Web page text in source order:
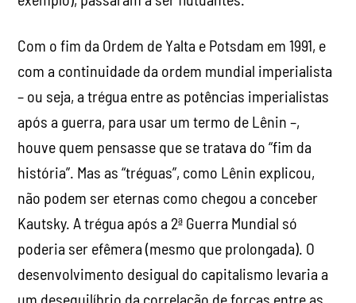
Com o fim da Ordem de Yalta e Potsdam em 1991, e
com a continuidade da ordem mundial imperialista
– ou seja, a trégua entre as potências imperialistas
após a guerra, para usar um termo de Lênin –,
houve quem pensasse que se tratava do “fim da
história”. Mas as “tréguas”, como Lênin explicou,
não podem ser eternas como chegou a conceber
Kautsky. A trégua após a 2ª Guerra Mundial só
poderia ser efêmera (mesmo que prolongada). O
desenvolvimento desigual do capitalismo levaria a
um desequilíbrio da correlação de forças entre as